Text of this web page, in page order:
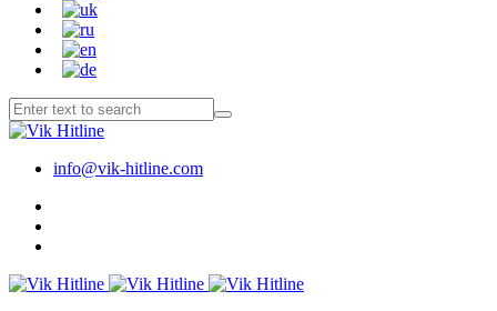
info@vik-hitline.com